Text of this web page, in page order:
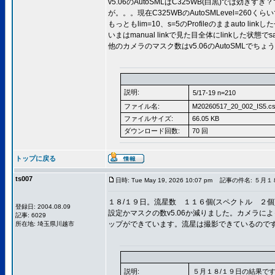
v5.06のAutoSMLはC325WB(白黒)では効きすぎ
が。。。現在C325WBのAutoSMLevel=260くら
もっともlim=10、s=5のProfileのままauto linkし
いまはmanual linkで見た目全体にlinkした状態で
他のカメラのマスク数はv5.06のAutoSMLでちょ
説明:
5/17-19 n=210
ファイル名:
ファイルサイズ:
66.05 KB
ダウンロード回数:
70 回
トップに戻る
ts007
登録日: 2004.08.09
記事: 6029
所在地: 埼玉県川越市
日時: Tue May 19, 2026 10:07 pm 記事の件名: ５月１
１８/１９日。流星数 １１６個(スペクトル ２
設定かマスクの数v5.06か減りました。カメラに
ップができています。流星は撮影できているの
説明: ５月１８/１９日の結果です